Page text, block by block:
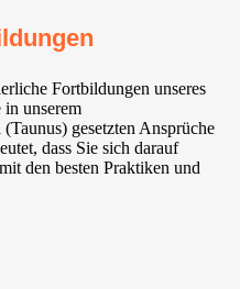
Fortbildungen unseres
in unserem
gesetzten Ansprüche
dass Sie sich darauf
den besten Praktiken und